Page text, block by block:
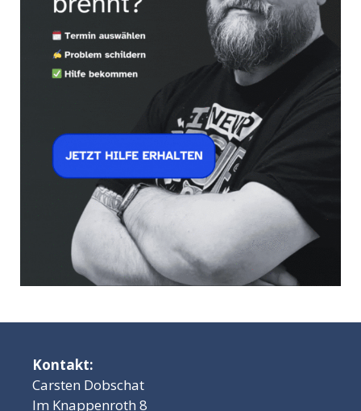
Kontakt:
Carsten Dobschat
Im Knappenroth 8